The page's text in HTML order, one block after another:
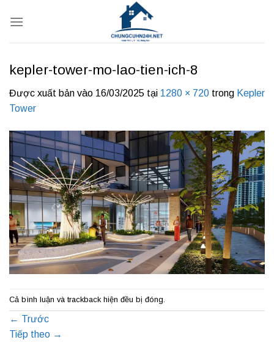
qua
kepler-tower-mo-lao-tien-ich-8
Được xuất bản vào 16/03/2025 tại 1280 × 720 trong Kepler
Tower
Cả bình luận và trackback hiện đều bị đóng.
← Trước
Tiếp theo →